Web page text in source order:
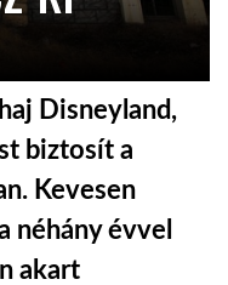
Disneyland,
biztosít a
Kevesen
néhány évvel
akart